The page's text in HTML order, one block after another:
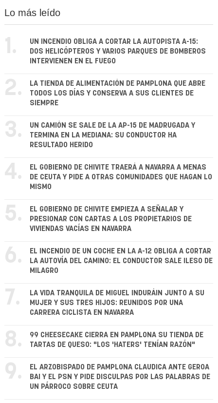
Lo más leído
1.
UN INCENDIO OBLIGA A CORTAR LA AUTOPISTA A-15:
DOS HELICÓPTEROS Y VARIOS PARQUES DE BOMBEROS
INTERVIENEN EN EL FUEGO
2.
LA TIENDA DE ALIMENTACIÓN DE PAMPLONA QUE ABRE
TODOS LOS DÍAS Y CONSERVA A SUS CLIENTES DE
SIEMPRE
3.
UN CAMIÓN SE SALE DE LA AP-15 DE MADRUGADA Y
TERMINA EN LA MEDIANA: SU CONDUCTOR HA
RESULTADO HERIDO
4.
EL GOBIERNO DE CHIVITE TRAERÁ A NAVARRA A MENAS
DE CEUTA Y PIDE A OTRAS COMUNIDADES QUE HAGAN LO
MISMO
5.
EL GOBIERNO DE CHIVITE EMPIEZA A SEÑALAR Y
PRESIONAR CON CARTAS A LOS PROPIETARIOS DE
VIVIENDAS VACÍAS EN NAVARRA
6.
EL INCENDIO DE UN COCHE EN LA A-12 OBLIGA A CORTAR
LA AUTOVÍA DEL CAMINO: EL CONDUCTOR SALE ILESO DE
MILAGRO
7.
LA VIDA TRANQUILA DE MIGUEL INDURÁIN JUNTO A SU
MUJER Y SUS TRES HIJOS: REUNIDOS POR UNA
CARRERA CICLISTA EN NAVARRA
8.
99 CHEESECAKE CIERRA EN PAMPLONA SU TIENDA DE
TARTAS DE QUESO: "LOS 'HATERS' TENÍAN RAZÓN"
9.
EL ARZOBISPADO DE PAMPLONA CLAUDICA ANTE GEROA
BAI Y EL PSN Y PIDE DISCULPAS POR LAS PALABRAS DE
UN PÁRROCO SOBRE CEUTA